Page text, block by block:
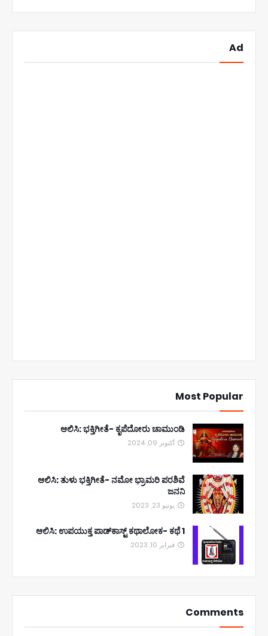
Ad
Most Popular
ಆಲಿಸಿ: ಭಕ್ತಿಗೀತೆ- ಕೃಪೆದೋರು ಚಾಮುಂಡಿ
أكتوبر 09, 2024
ಆಲಿಸಿ: ತುಳು ಭಕ್ತಿಗೀತೆ- ನಮೋ ಭ್ರಾಮರಿ ಪರಶಿವೆ
ಜನನಿ
يونيو 23, 2023
ಆಲಿಸಿ: ಉಪಯುಕ್ತ ಪಾಡ್‌ಕಾಸ್ಟ್‌ ಕಥಾಲೋಕ- ಕಥೆ 1
فبراير 10, 2023
Comments